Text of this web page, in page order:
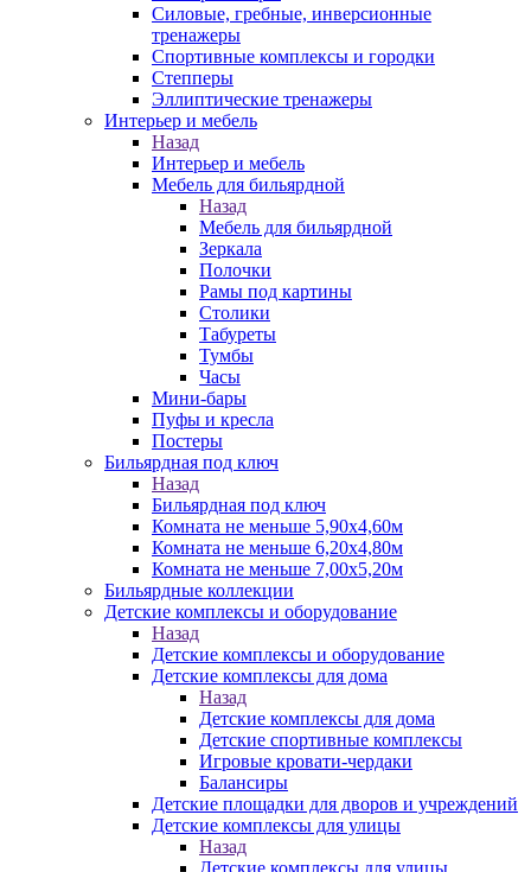
Силовые, гребные, инверсионные
тренажеры
Спортивные комплексы и городки
Степперы
Эллиптические тренажеры
Интерьер и мебель
Назад
Интерьер и мебель
Мебель для бильярдной
Назад
Мебель для бильярдной
Зеркала
Полочки
Рамы под картины
Столики
Табуреты
Тумбы
Часы
Мини-бары
Пуфы и кресла
Постеры
Бильярдная под ключ
Назад
Бильярдная под ключ
Комната не меньше 5,90х4,60м
Комната не меньше 6,20х4,80м
Комната не меньше 7,00х5,20м
Бильярдные коллекции
Детские комплексы и оборудование
Назад
Детские комплексы и оборудование
Детские комплексы для дома
Назад
Детские комплексы для дома
Детские спортивные комплексы
Игровые кровати-чердаки
Балансиры
Детские площадки для дворов и учреждений
Детские комплексы для улицы
Назад
Детские комплексы для улицы